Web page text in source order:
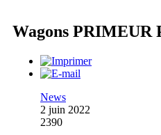
Wagons PRIMEUR
News
2 juin 2022
2390